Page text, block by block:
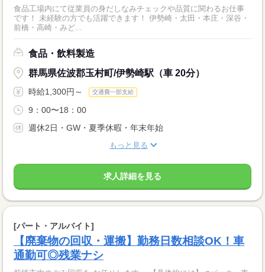
食品工場内にて従業員の身だしなみチェックや品質に関わるお仕事
です！ 未経験の方でも活躍できます！ 伊勢崎・太田・本庄・深谷・
前橋・高崎・みど...
食品・飲料製造
群馬県佐波郡玉村町/伊勢崎駅（車 20分）
時給1,300円～ 交通費一部支給
9：00〜18：00
週休2日・GW・夏季休暇・年末年始
もっと見る
求人詳細を見る
[パート・アルバイト]
【廃棄物の回収・運搬】勤務日数相談OK！車
通勤可◎残業ナシ